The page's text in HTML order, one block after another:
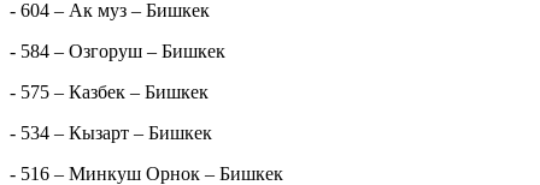
- 604 – Ак муз – Бишкек
- 584 – Озгоруш – Бишкек
- 575 – Казбек – Бишкек
- 534 – Кызарт – Бишкек
- 516 – Минкуш Орнок – Бишкек